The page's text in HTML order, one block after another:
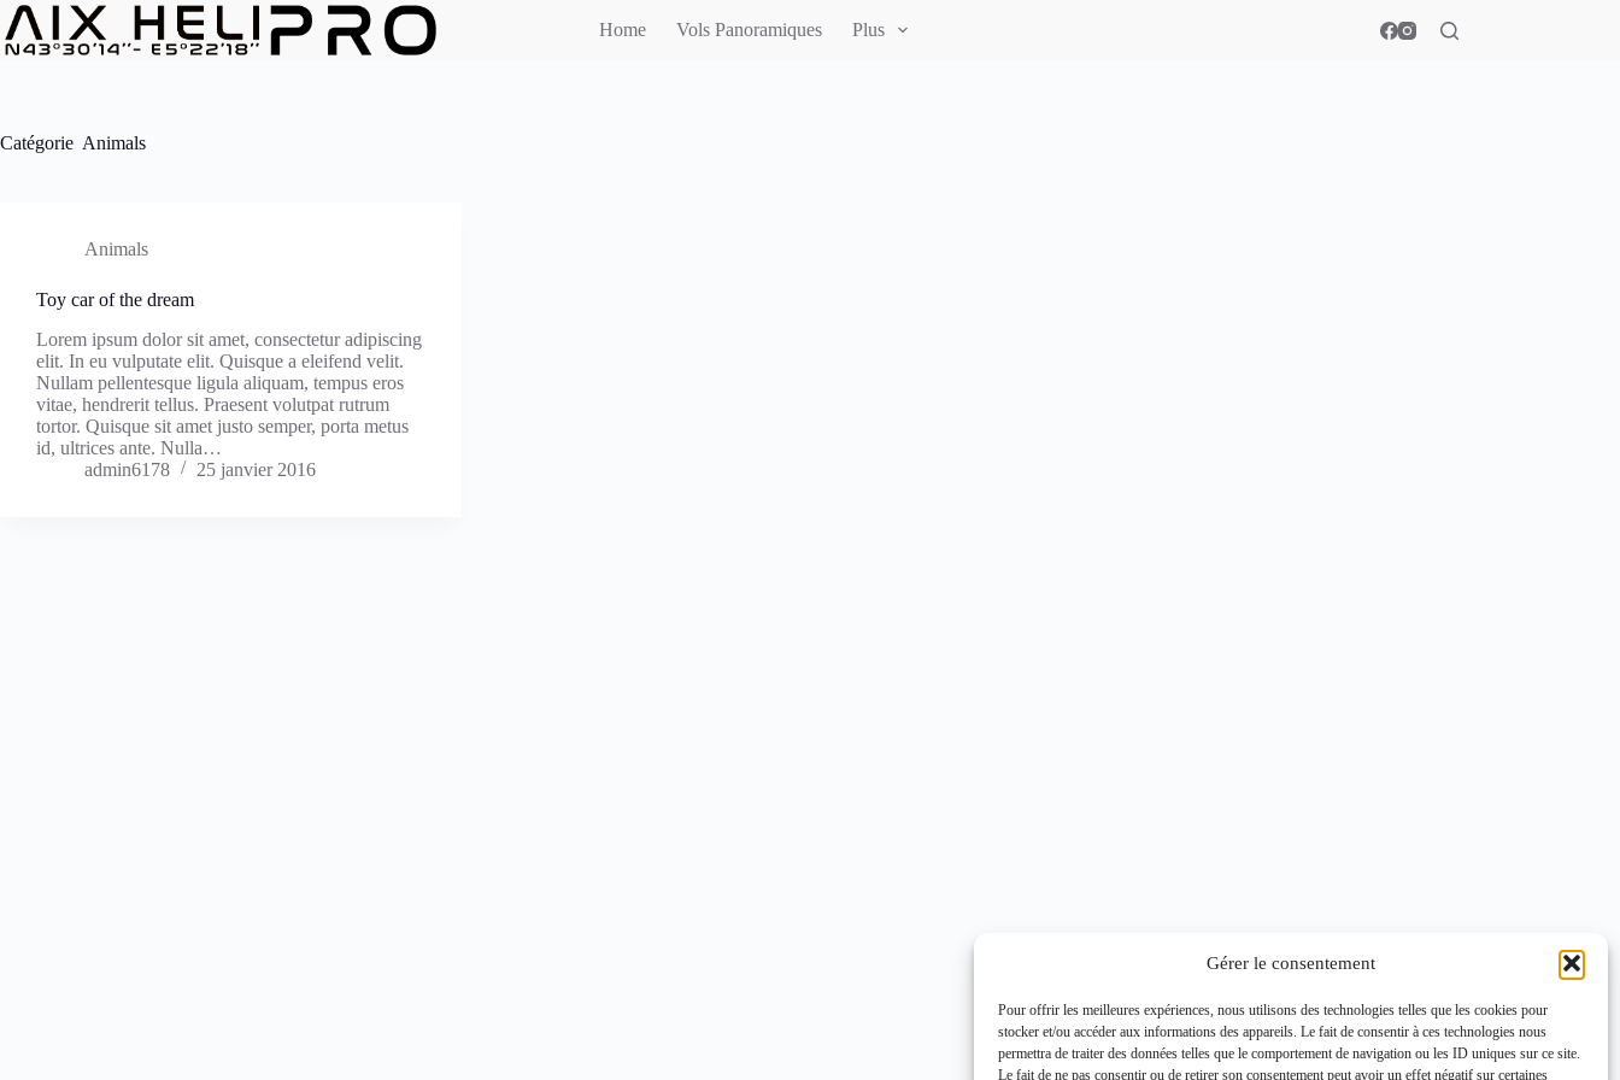
Gérer le consentement
Pour offrir les meilleures expériences, nous utilisons des technologies telles que les cookies pour
stocker et/ou accéder aux informations des appareils. Le fait de consentir à ces technologies nous
permettra de traiter des données telles que le comportement de navigation ou les ID uniques sur ce site.
Le fait de ne pas consentir ou de retirer son consentement peut avoir un effet négatif sur certaines
Passer
au
contenu
Home Vols Panoramiques Plus
Catégorie Animals
Animals
Toy car of the dream
Lorem ipsum dolor sit amet, consectetur adipiscing
elit. In eu vulputate elit. Quisque a eleifend velit.
Nullam pellentesque ligula aliquam, tempus eros
vitae, hendrerit tellus. Praesent volutpat rutrum
tortor. Quisque sit amet justo semper, porta metus
id, ultrices ante. Nulla…
admin6178
25 janvier 2016